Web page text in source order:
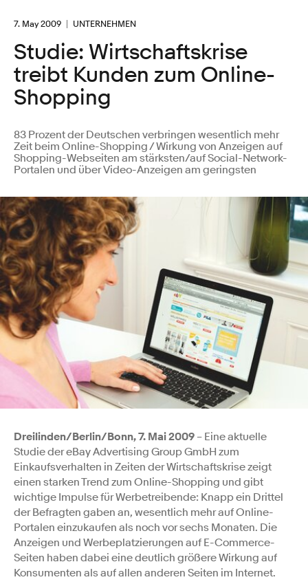
7. May 2009 UNTERNEHMEN
Studie: Wirtschaftskrise
treibt Kunden zum Online-
Shopping
83 Prozent der Deutschen verbringen wesentlich mehr
Zeit beim Online-Shopping / Wirkung von Anzeigen auf
Shopping-Webseiten am stärksten/auf Social-Network-
Portalen und über Video-Anzeigen am geringsten
Dreilinden/Berlin/Bonn, 7. Mai 2009 – Eine aktuelle
Studie der eBay Advertising Group GmbH zum
Einkaufsverhalten in Zeiten der Wirtschaftskrise zeigt
einen starken Trend zum Online-Shopping und gibt
wichtige Impulse für Werbetreibende: Knapp ein Drittel
der Befragten gaben an, wesentlich mehr auf Online-
Portalen einzukaufen als noch vor sechs Monaten. Die
Anzeigen und Werbeplatzierungen auf E-Commerce-
Seiten haben dabei eine deutlich größere Wirkung auf
Konsumenten als auf allen anderen Seiten im Internet.